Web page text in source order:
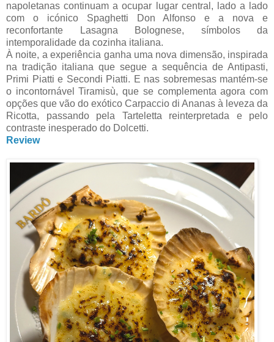
napoletanas continuam a ocupar lugar central, lado a lado
com o icónico Spaghetti Don Alfonso e a nova e
reconfortante Lasagna Bolognese, símbolos da
intemporalidade da cozinha italiana.
À noite, a experiência ganha uma nova dimensão, inspirada
na tradição italiana que segue a sequência de Antipasti,
Primi Piatti e Secondi Piatti. E nas sobremesas mantém-se
o incontornável Tiramisù, que se complementa agora com
opções que vão do exótico Carpaccio di Ananas à leveza da
Ricotta, passando pela Tarteletta reinterpretada e pelo
contraste inesperado do Dolcetti.
Review